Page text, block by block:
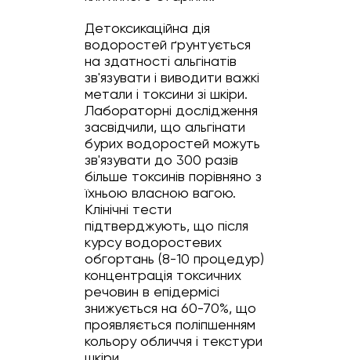
Детоксикаційна дія
водоростей ґрунтується
на здатності альгінатів
зв'язувати і виводити важкі
метали і токсини зі шкіри.
Лабораторні дослідження
засвідчили, що альгінати
бурих водоростей можуть
зв'язувати до 300 разів
більше токсинів порівняно з
їхньою власною вагою.
Клінічні тести
підтверджують, що після
курсу водоростевих
обгортань (8-10 процедур)
концентрація токсичних
речовин в епідермісі
знижується на 60-70%, що
проявляється поліпшенням
кольору обличчя і текстури